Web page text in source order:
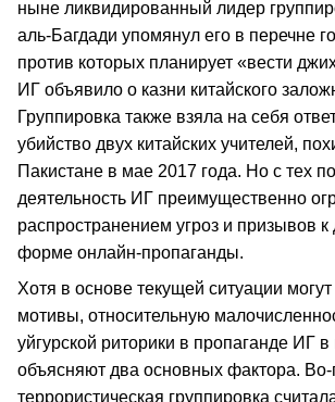
ныне ликвидированный лидер
аль-Багдади упомянул его в перечне
против которых планирует «вести
ИГ объявило о казни китайского
Группировка также взяла на себя
убийство двух китайских учителей,
Пакистане в мае 2017 года. Но с тех
деятельность ИГ преимущественно
распространением угроз и призывов к
форме онлайн-пропаганды.
Хотя в основе текущей ситуации
мотивы, относительную
уйгурской риторики в пропаганде ИГ
объясняют два основных фактора.
террористическая группировка